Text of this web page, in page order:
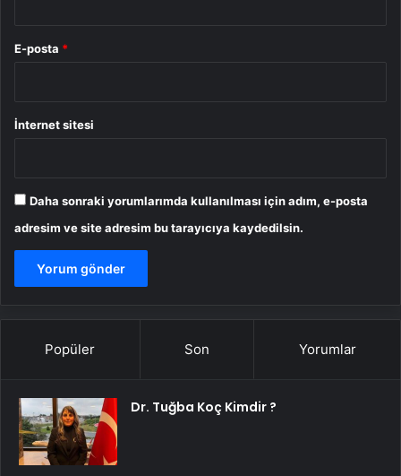
E-posta *
İnternet sitesi
Daha sonraki yorumlarımda kullanılması için adım, e-posta
adresim ve site adresim bu tarayıcıya kaydedilsin.
Popüler Son Yorumlar
Dr. Tuğba Koç Kimdir ?